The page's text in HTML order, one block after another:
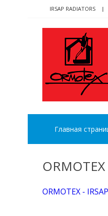
navigation
content
IRSAP RADIATORS
Главная
ORMOTEX -